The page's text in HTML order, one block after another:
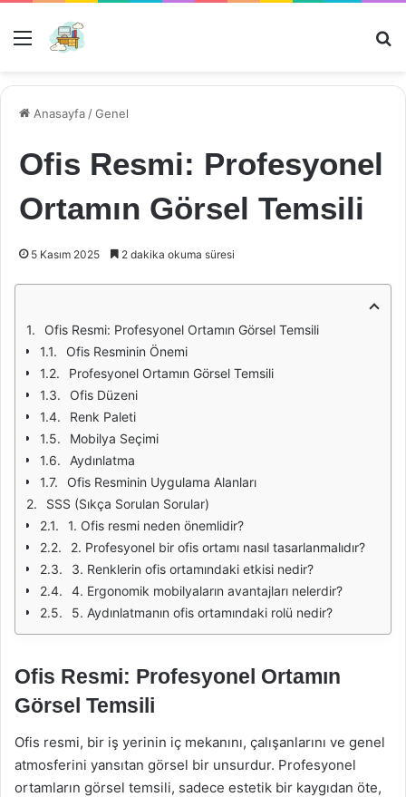
Menü
Anasayfa /Genel
Ofis Resmi: Profesyonel
Ortamın Görsel Temsili
5 Kasım 2025 2 dakika okuma süresi
Ofis Resmi: Profesyonel Ortamın Görsel Temsili
Ofis Resminin Önemi
Profesyonel Ortamın Görsel Temsili
Ofis Düzeni
Renk Paleti
Mobilya Seçimi
Aydınlatma
Ofis Resminin Uygulama Alanları
SSS (Sıkça Sorulan Sorular)
1. Ofis resmi neden önemlidir?
2. Profesyonel bir ofis ortamı nasıl tasarlanmalıdır?
3. Renklerin ofis ortamındaki etkisi nedir?
4. Ergonomik mobilyaların avantajları nelerdir?
5. Aydınlatmanın ofis ortamındaki rolü nedir?
Ofis Resmi: Profesyonel Ortamın
Görsel Temsili
Ofis resmi, bir iş yerinin iç mekanını, çalışanlarını ve genel
atmosferini yansıtan görsel bir unsurdur. Profesyonel
ortamların görsel temsili, sadece estetik bir kaygıdan öte,